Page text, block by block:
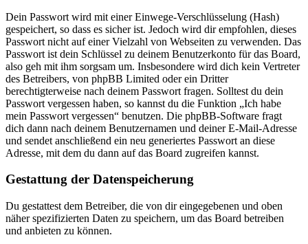
Dein Passwort wird mit einer Einwege-Verschlüsselung (Hash)
gespeichert, so dass es sicher ist. Jedoch wird dir empfohlen, dieses
Passwort nicht auf einer Vielzahl von Webseiten zu verwenden. Das
Passwort ist dein Schlüssel zu deinem Benutzerkonto für das Board,
also geh mit ihm sorgsam um. Insbesondere wird dich kein Vertreter
des Betreibers, von phpBB Limited oder ein Dritter
berechtigterweise nach deinem Passwort fragen. Solltest du dein
Passwort vergessen haben, so kannst du die Funktion „Ich habe
mein Passwort vergessen“ benutzen. Die phpBB-Software fragt
dich dann nach deinem Benutzernamen und deiner E-Mail-Adresse
und sendet anschließend ein neu generiertes Passwort an diese
Adresse, mit dem du dann auf das Board zugreifen kannst.
Gestattung der Datenspeicherung
Du gestattest dem Betreiber, die von dir eingegebenen und oben
näher spezifizierten Daten zu speichern, um das Board betreiben
und anbieten zu können.